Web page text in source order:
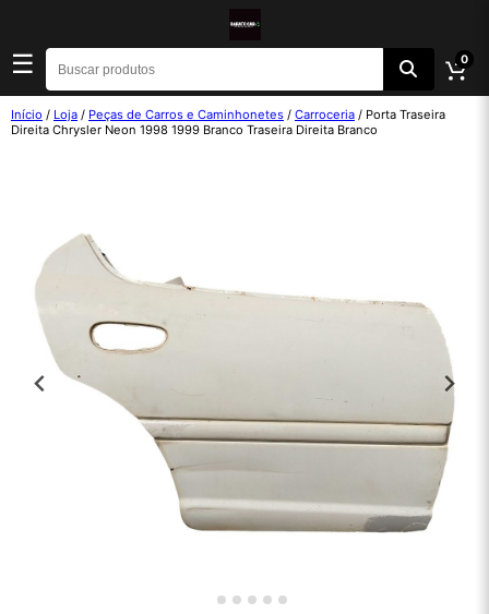
☰ 0
Início / Loja / Peças de Carros e Caminhonetes / Carroceria / Porta Traseira
Direita Chrysler Neon 1998 1999 Branco Traseira Direita Branco